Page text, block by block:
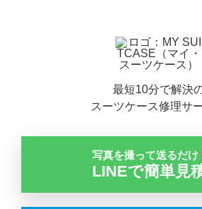
最短10分で解決
スーツケース修理サ
写真を撮って送るだけ
LINEで簡単見